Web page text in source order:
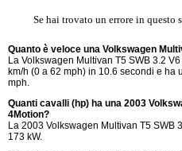
Se hai trovato un errore in questo
Quanto è veloce una Volkswagen
La Volkswagen Multivan T5 SWB 3.2
km/h (0 a 62 mph) in 10.6 secondi e ha
mph.
Quanti cavalli (hp) ha una 2003
4Motion?
La 2003 Volkswagen Multivan T5 SWB
173 kW.